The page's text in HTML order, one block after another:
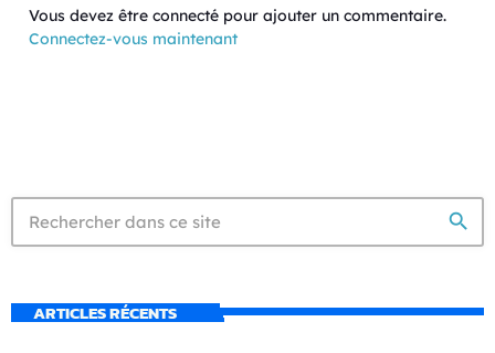
Vous devez être connecté pour ajouter un commentaire.
Connectez-vous maintenant
search
ARTICLES RÉCENTS